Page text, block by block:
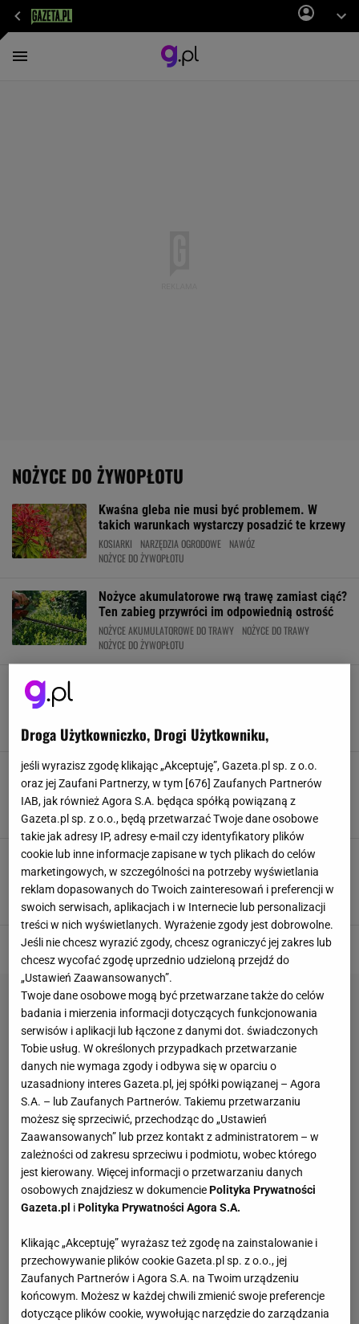
NOŻYCE DO ŻYWOPŁOTU
Kwaśna gleba nie musi być problemem. W
takich warunkach wystarczy posadzić te krzewy
KOSIARKI NARZĘDZIA OGRODOWE
NAWÓZ
NOŻYCE DO ŻYWOPŁOTU
Nożyce akumulatorowe rwą trawę zamiast ciąć?
Ten zabieg przywróci im odpowiednią ostrość
NOŻYCE AKUMULATOROWE DO TRAWY
NOŻYCE DO TRAWY
NOŻYCE DO ŻYWOPŁOTU
SEKATORY
Sąsiedzi już to mają w ogrodzie. Ten sprzęt
bardzo szybko robi porządek po zimie
NARZĘDZIA OGRODOWE NOŻYCE DO ŻYWOPŁOTU ROZDRABNIACZE
RĘKAWICE OGRODOWE
Pryskam tym bukszpan każdej wiosny. Ten
oprysk z przyprawy to hit na ćmę bukszpanową
NOŻYCE NOŻYCE DO ŻYWOPŁOTU SEKATORY
ZRYWACZKA DO OWOCÓW
Droga Użytkowniczko, Drogi Użytkowniku,
jeśli wyrazisz zgodę klikając „Akceptuję”, Gazeta.pl sp. z o.o.
oraz jej Zaufani Partnerzy, w tym [676] Zaufanych Partnerów
IAB, jak również Agora S.A. będąca spółką powiązaną z
Gazeta.pl sp. z o.o., będą przetwarzać Twoje dane osobowe
takie jak adresy IP, adresy e-mail czy identyfikatory plików
cookie lub inne informacje zapisane w tych plikach do celów
marketingowych, w szczególności na potrzeby wyświetlania
reklam dopasowanych do Twoich zainteresowań i preferencji w
swoich serwisach, aplikacjach i w Internecie lub personalizacji
treści w nich wyświetlanych. Wyrażenie zgody jest dobrowolne.
Jeśli nie chcesz wyrazić zgody, chcesz ograniczyć jej zakres lub
chcesz wycofać zgodę uprzednio udzieloną przejdź do
„Ustawień Zaawansowanych”.
Twoje dane osobowe mogą być przetwarzane także do celów
badania i mierzenia informacji dotyczących funkcjonowania
serwisów i aplikacji lub łączone z danymi dot. świadczonych
Tobie usług. W określonych przypadkach przetwarzanie
danych nie wymaga zgody i odbywa się w oparciu o
uzasadniony interes Gazeta.pl, jej spółki powiązanej – Agora
S.A. – lub Zaufanych Partnerów. Takiemu przetwarzaniu
możesz się sprzeciwić, przechodząc do „Ustawień
Zaawansowanych” lub przez kontakt z administratorem – w
zależności od zakresu sprzeciwu i podmiotu, wobec którego
jest kierowany. Więcej informacji o przetwarzaniu danych
osobowych znajdziesz w dokumenciePolityka Prywatności
Gazeta.pl iPolityka Prywatności Agora S.A.
Klikając „Akceptuję” wyrażasz też zgodę na zainstalowanie i
przechowywanie plików cookie Gazeta.pl sp. z o.o., jej
Zaufanych Partnerów i Agora S.A. na Twoim urządzeniu
końcowym. Możesz w każdej chwili zmienić swoje preferencje
dotyczące plików cookie, wywołując narzędzie do zarządzania